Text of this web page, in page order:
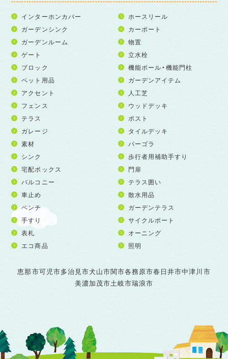
インターホンカバー
ホースリール
ガーデンシンク
カーポート
ガーデンルーム
物置
ゲート
立水栓
ブロック
機能ポール・機能門柱
ペット用品
ガーデンアイテム
アクセント
人工芝
フェンス
ウッドデッキ
テラス
ポスト
ガレージ
タイルデッキ
素材
パーゴラ
シンク
歩行者用補助手すり
宅配ボックス
門扉
バルコニー
テラス囲い
車止め
散水用品
ベンチ
ガーデンテラス
手すり
サイクルポート
表札
オーニング
エコ商品
照明
恵那市可児市多治見市犬山市関市各務原市春日井市中津川市
美濃加茂市土岐市瑞浪市